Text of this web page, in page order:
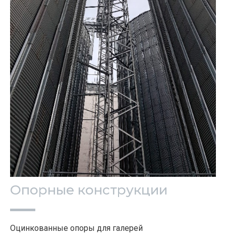
Опорные конструкции
Оцинкованные опоры для галерей